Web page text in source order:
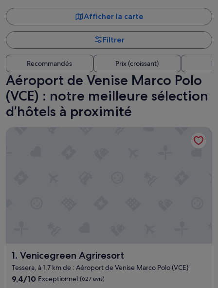
Afficher la carte
Filtrer
Recommandés Prix (croissant)
Aéroport de Venise Marco Polo
(VCE) : notre meilleure sélection
d’hôtels à proximité
1. Venicegreen Agriresort
Venicegreen Agriresort
Tessera, à 1,7 km de : Aéroport de Venise Marco Polo (VCE)
9.4
9,4/10 Exceptionnel (627 avis)